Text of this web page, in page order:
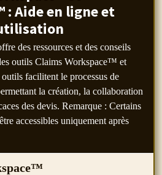
: Aide en ligne et
des ressources et des conseils
outils Claims Workspace™ et
facilitent le processus de
la création, la collaboration
des devis. Remarque : Certains
accessibles uniquement après